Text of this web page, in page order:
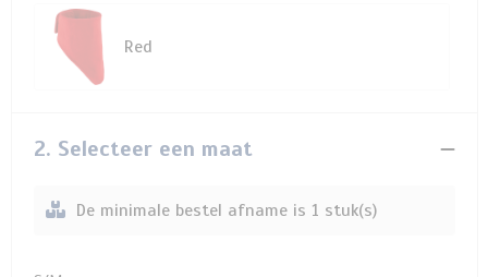
Red
2. Selecteer een maat
De minimale bestel afname is 1 stuk(s)